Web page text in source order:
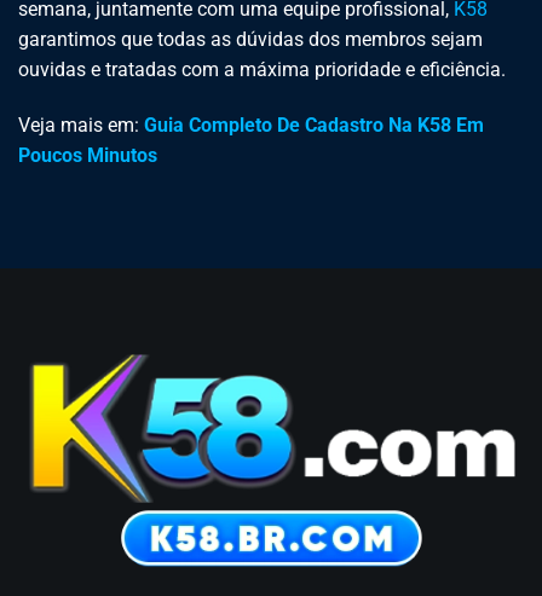
semana, juntamente com uma equipe profissional, K58
garantimos que todas as dúvidas dos membros sejam
ouvidas e tratadas com a máxima prioridade e eficiência.
Veja mais em: Guia Completo De Cadastro Na K58 Em
Poucos Minutos